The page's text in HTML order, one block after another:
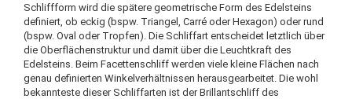
Schliffform wird die spätere geometrische Form des Edelsteins
definiert, ob eckig (bspw. Triangel, Carré oder Hexagon) oder rund
(bspw. Oval oder Tropfen). Die Schliffart entscheidet letztlich über
die Oberflächenstruktur und damit über die Leuchtkraft des
Edelsteins. Beim Facettenschliff werden viele kleine Flächen nach
genau definierten Winkelverhältnissen herausgearbeitet. Die wohl
bekannteste dieser Schliffarten ist der Brillantschliff des